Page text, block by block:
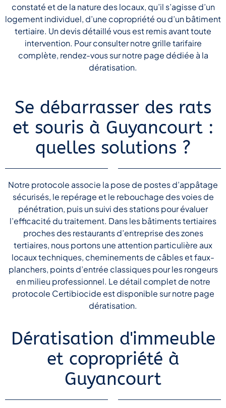
constaté et de la nature des locaux, qu’il s’agisse d’un
logement individuel, d’une copropriété ou d’un bâtiment
tertiaire. Un devis détaillé vous est remis avant toute
intervention. Pour consulter notre grille tarifaire
complète, rendez-vous sur notre page dédiée à la
dératisation.
Se débarrasser des rats
et souris à Guyancourt :
quelles solutions ?
Notre protocole associe la pose de postes d’appâtage
sécurisés, le repérage et le rebouchage des voies de
pénétration, puis un suivi des stations pour évaluer
l’efficacité du traitement. Dans les bâtiments tertiaires
proches des restaurants d’entreprise des zones
tertiaires, nous portons une attention particulière aux
locaux techniques, cheminements de câbles et faux-
planchers, points d’entrée classiques pour les rongeurs
en milieu professionnel. Le détail complet de notre
protocole Certibiocide est disponible sur notre page
dératisation.
Dératisation d'immeuble
et copropriété à
Guyancourt